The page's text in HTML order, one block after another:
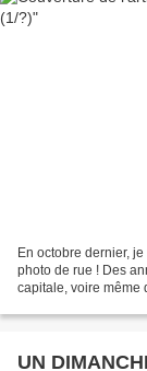
En octobre dernier,
photo de rue ! Des
capitale, voire même
UN